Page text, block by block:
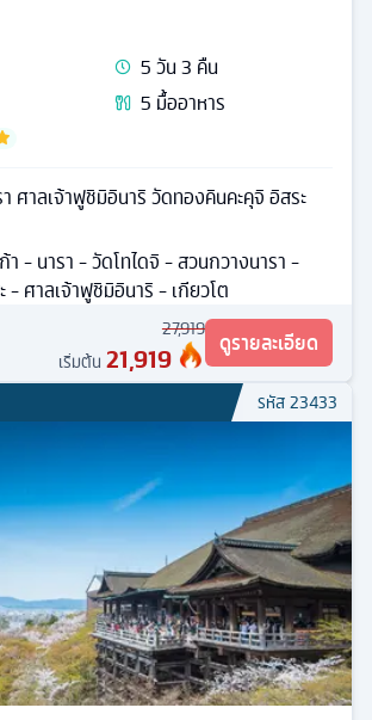
5วัน3 คืน
5 มื้ออาหาร
ศาลเจ้าฟูชิมิอินาริ วัดทองคินคะคุจิ อิสระ
า - นารา - วัดโทไดจิ - สวนกวางนารา -
- ศาลเจ้าฟูชิมิอินาริ - เกียวโต
27,919
เริ่มต้น 21,919 ดูรายละเอียด
รหัส23433